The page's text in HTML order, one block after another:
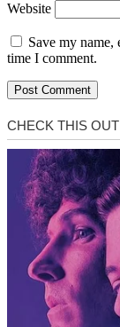
Website
Save my
time I comment.